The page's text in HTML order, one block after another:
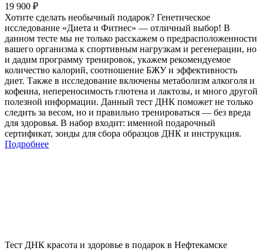
19 900 ₽
Хотите сделать необычный подарок? Генетическое
исследование «Диета и Фитнес» — отличный выбор! В
данном тесте мы не только расскажем о предрасположенности
вашего организма к спортивным нагрузкам и регенерации, но
и дадим программу тренировок, укажем рекомендуемое
количество калорий, соотношение БЖУ и эффективность
диет. Также в исследование включены метаболизм алкоголя и
кофеина, непереносимость глютена и лактозы, и много другой
полезной информации. Данный тест ДНК поможет не только
следить за весом, но и правильно тренироваться — без вреда
для здоровья. В набор входит: именной подарочный
сертификат, зонды для сбора образцов ДНК и инструкция.
Подробнее
Тест ДНК красота и здоровье в подарок в Нефтекамске